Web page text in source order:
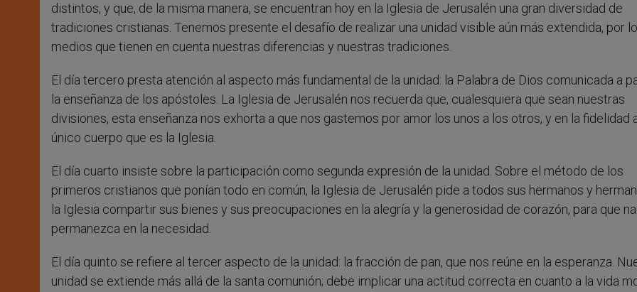
distintos, y que, de la misma manera, se encuentran hoy en la Iglesia de Jerusalén una gran diversidad de
tradiciones cristianas. Tenemos presente el desafío de realizar una unidad visible aún más extendida, por
medios que tienen en cuenta nuestras diferencias y nuestras tradiciones.
El día tercero presta atención al aspecto más fundamental de la unidad: la Palabra de Dios comunicada a
la enseñanza de los apóstoles. La Iglesia de Jerusalén nos recuerda que, cualesquiera que sean nuestras
divisiones, esta enseñanza nos exhorta a que nos gastemos por amor los unos a los otros, y en la fidelidad
único cuerpo que es la Iglesia.
El día cuarto insiste sobre la participación como segunda expresión de la unidad. Sobre el método de los
primeros cristianos que ponían todo en común, la Iglesia de Jerusalén pide a todos sus hermanos y
la Iglesia compartir sus bienes y sus preocupaciones en la alegría y la generosidad de corazón, para que
permanezca en la necesidad.
El día quinto se refiere al tercer aspecto de la unidad: la fracción de pan, que nos reúne en la esperanza.
unidad se extiende más allá de la santa comunión; debe implicar una actitud correcta en cuanto a la vida